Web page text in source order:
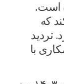
است.
که
تردید
با